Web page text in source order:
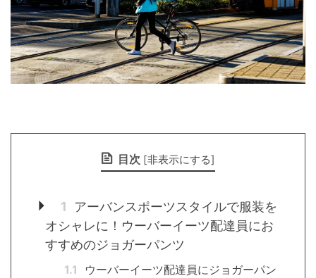
目次 [非表示にする]
1
アーバンスポーツスタイルで服装を
オシャレに！ウーバーイーツ配達員にお
すすめのジョガーパンツ
1.1
ウーバーイーツ配達員にジョガーパン